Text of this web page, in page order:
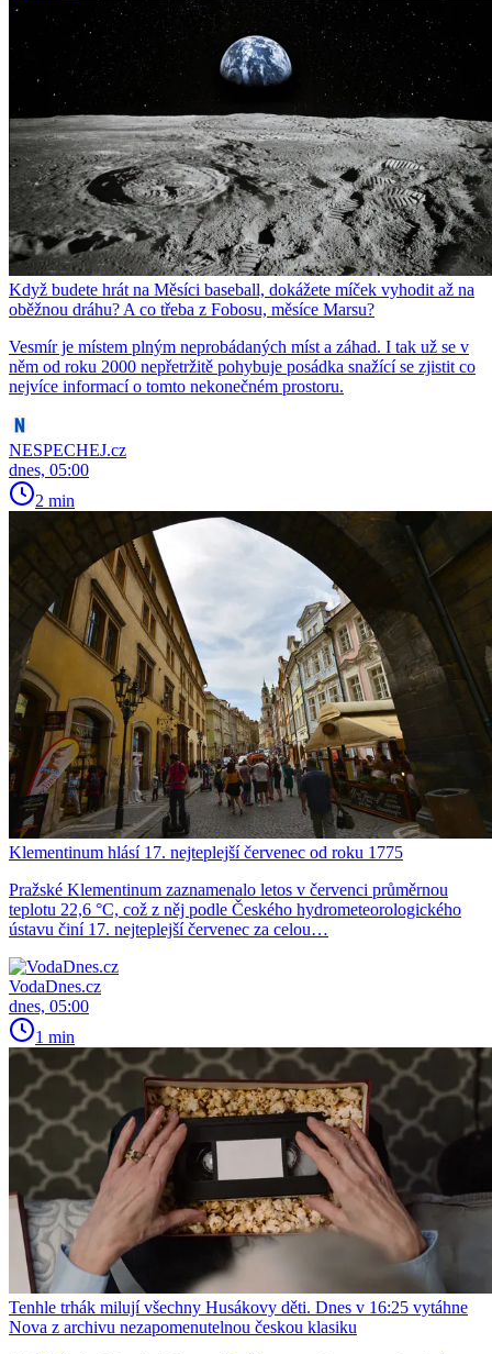
Když budete hrát na Měsíci baseball, dokážete míček vyhodit až na
oběžnou dráhu? A co třeba z Fobosu, měsíce Marsu?
Vesmír je místem plným neprobádaných míst a záhad. I tak už se v
něm od roku 2000 nepřetržitě pohybuje posádka snažící se zjistit co
nejvíce informací o tomto nekonečném prostoru.
NESPECHEJ.cz
dnes, 05:00
2 min
Klementinum hlásí 17. nejteplejší červenec od roku 1775
Pražské Klementinum zaznamenalo letos v červenci průměrnou
teplotu 22,6 °C, což z něj podle Českého hydrometeorologického
ústavu činí 17. nejteplejší červenec za celou…
VodaDnes.cz
dnes, 05:00
1 min
Tenhle trhák milují všechny Husákovy děti. Dnes v 16:25 vytáhne
Nova z archivu nezapomenutelnou českou klasiku